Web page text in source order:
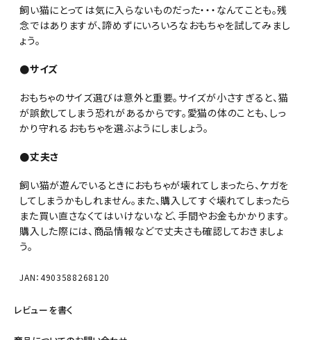
飼い猫にとっては気に入らないものだった・・・なんてことも。残
念ではありますが、諦めずにいろいろなおもちゃを試してみまし
ょう。
●サイズ
おもちゃのサイズ選びは意外と重要。サイズが小さすぎると、猫
が誤飲してしまう恐れがあるからです。愛猫の体のことも、しっ
かり守れるおもちゃを選ぶようにしましょう。
●丈夫さ
飼い猫が遊んでいるときにおもちゃが壊れてしまったら、ケガを
してしまうかもしれません。また、購入してすぐ壊れてしまったら
また買い直さなくてはいけないなど、手間やお金もかかります。
購入した際には、商品情報などで丈夫さも確認しておきましょ
う。
JAN：4903588268120
レビューを書く